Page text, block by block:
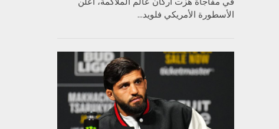
الأسطورة الأمريكي فلويد...